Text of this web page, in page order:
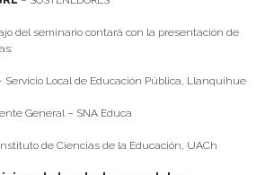
del seminario contará con la presentación de
Servicio Local de Educación Pública, Llanquihue
General – SNA Educa
de Ciencias de la Educación, UACh